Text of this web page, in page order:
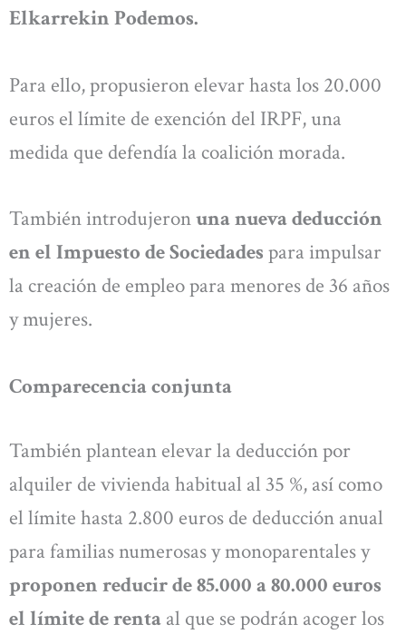
Elkarrekin Podemos.
Para ello, propusieron elevar hasta los 20.000
euros el límite de exención del IRPF, una
medida que defendía la coalición morada.
También introdujeronuna nueva deducción
en el Impuesto de Sociedades para impulsar
la creación de empleo para menores de 36 años
y mujeres.
Comparecencia conjunta
También plantean elevar la deducción por
alquiler de vivienda habitual al 35 %, así como
el límite hasta 2.800 euros de deducción anual
para familias numerosas y monoparentales y
proponen reducir de 85.000 a 80.000 euros
el límite de renta al que se podrán acoger los